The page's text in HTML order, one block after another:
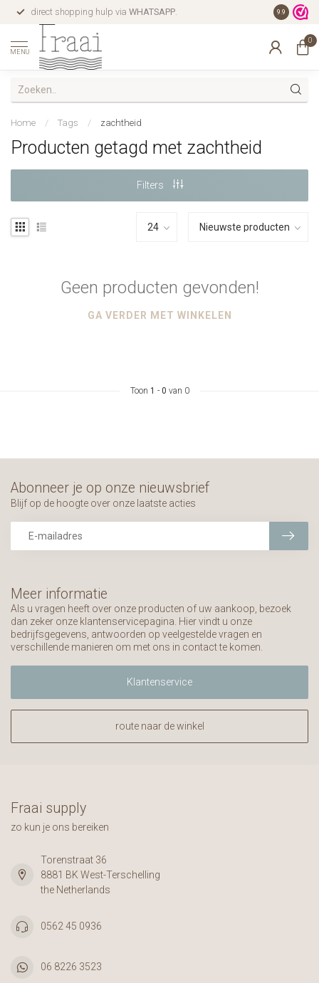
direct shopping hulp via WHATSAPP. gratis
9.9
MENU
0
Home / Tags / zachtheid
Producten getagd met zachtheid
Filters
Geen producten gevonden!
GA VERDER MET WINKELEN
Toon 1 - 0 van 0
Meer informatie
Als u vragen heeft over onze producten of uw aankoop, bezoek
dan zeker onze klantenservicepagina. Hier vindt u onze
bedrijfsgegevens, antwoorden op veelgestelde vragen en
verschillende manieren om met ons in contact te komen.
Klantenservice
route naar de winkel
Abonneer je op onze nieuwsbrief
Blijf op de hoogte over onze laatste acties
Fraai supply
zo kun je ons bereiken
Torenstraat 36
8881 BK West-Terschelling
the Netherlands
0562 45 0936
06 8226 3523